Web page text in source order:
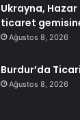
Ukrayna, Hazar
ticaret
Ağustos 8, 2026
Burdur’da
Ağustos 8, 2026